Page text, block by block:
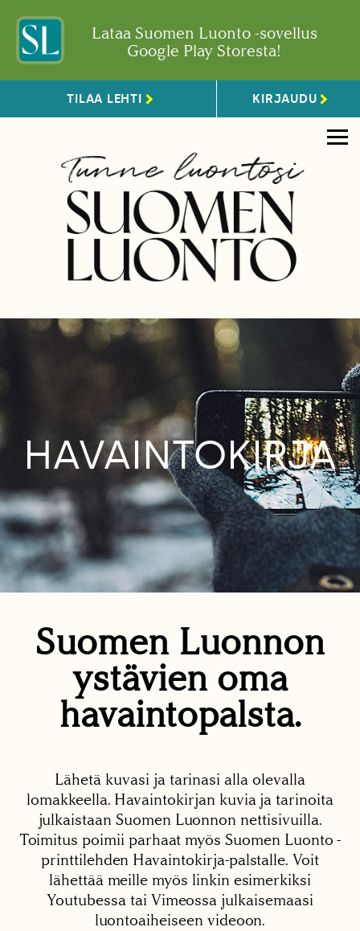
Lataa Suomen Luonto -sovellus
Google Play Storesta!
TILAA LEHTI KIRJAUDU
HAVAINTOKIRJA
Suomen Luonnon
ystävien oma
havaintopalsta.
Lähetä kuvasi ja tarinasi alla olevalla
lomakkeella. Havaintokirjan kuvia ja tarinoita
julkaistaan Suomen Luonnon nettisivuilla.
Toimitus poimii parhaat myös Suomen Luonto -
printtilehden Havaintokirja-palstalle. Voit
lähettää meille myös linkin esimerkiksi
Youtubessa tai Vimeossa julkaisemaasi
luontoaiheiseen videoon.